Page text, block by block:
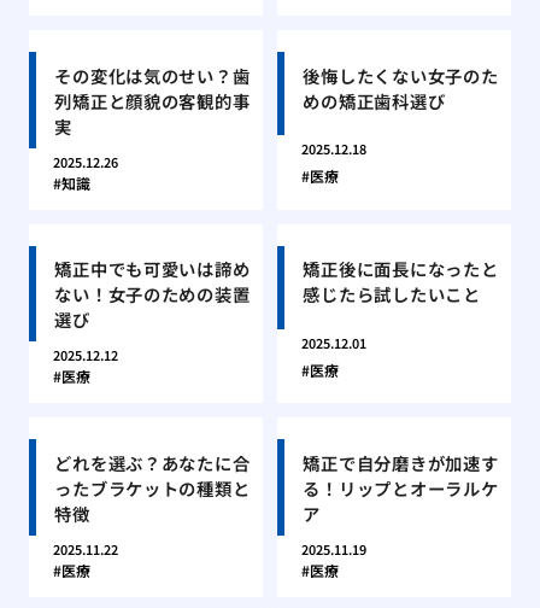
その変化は気のせい？歯
列矯正と顔貌の客観的事
実
2025.12.26
知識
後悔したくない女子のた
めの矯正歯科選び
2025.12.18
医療
矯正中でも可愛いは諦め
ない！女子のための装置
選び
2025.12.12
医療
矯正後に面長になったと
感じたら試したいこと
2025.12.01
医療
どれを選ぶ？あなたに合
ったブラケットの種類と
特徴
2025.11.22
医療
矯正で自分磨きが加速す
る！リップとオーラルケ
ア
2025.11.19
医療